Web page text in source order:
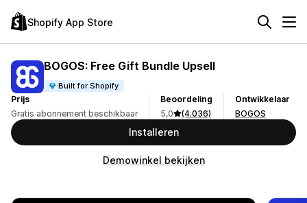
Shopify App Store
BOGOS: Free Gift Bundle Upsell
Built for Shopify
Prijs
Gratis abonnement beschikbaar
Beoordeling
5,0
(4.036)
Ontwikkelaar
BOGOS
Installeren
Demowinkel bekijken